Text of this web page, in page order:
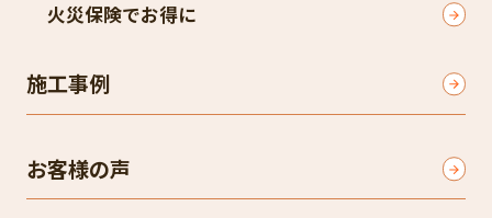
火災保険でお得に
施工事例
お客様の声